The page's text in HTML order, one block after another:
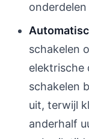
schakelen
elektrische
schakelen
uit, terwijl
anderhalf